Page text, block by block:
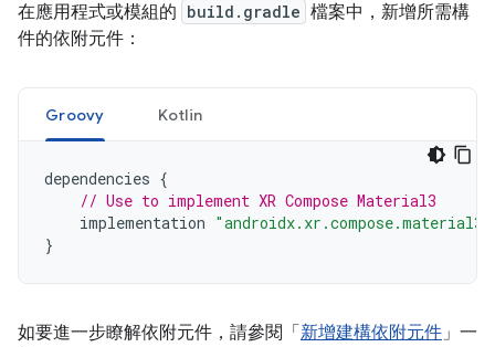
在應用程式或模組的 build.gradle 檔案中，新增所需構
件的依附元件：
Groovy Kotlin
dependencies {
// Use to implement XR Compose Material3
implementation
}
如要進一步瞭解依附元件，請參閱「 新增建構依附元件」一